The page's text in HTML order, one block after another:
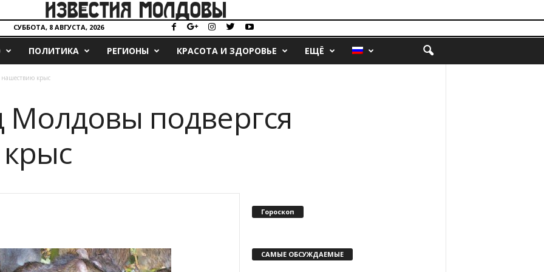
СУББОТА, 8 АВГУСТА, 2026
ПОЛИТИКА РЕГИОНЫ КРАСОТА И ЗДОРОВЬЕ ЕЩЁ
нашествию крыс
Молдовы подвергся
Гороскоп
САМЫЕ ОБСУЖДАЕМЫЕ